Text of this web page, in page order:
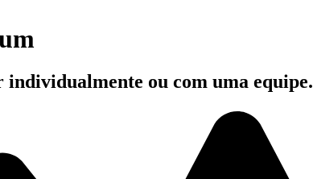
individualmente ou com uma equipe.